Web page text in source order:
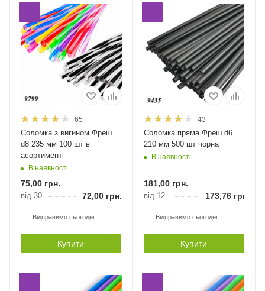
65
Соломка з вигином Фреш
d8 235 мм 100 шт в
асортименті
В наявності
75,00 грн.
від 30 72,00 грн.
Відправимо сьогодні
Купити
43
Соломка пряма Фреш d6
210 мм 500 шт чорна
В наявності
181,00грн.
від 12 173,76грн.
Відправимо сьогодні
Купити